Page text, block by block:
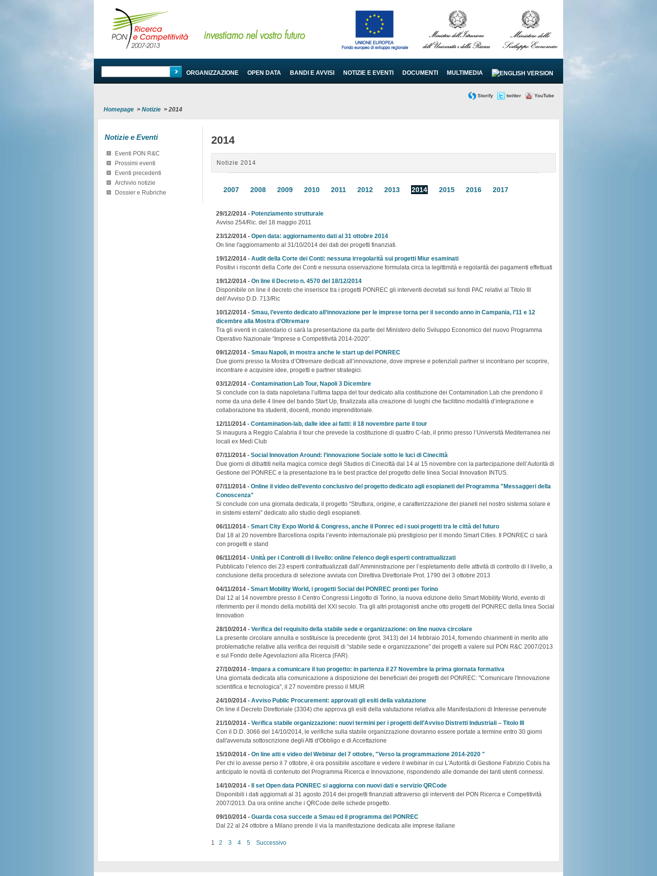
PROGRAMMA ORGANIZZAZIONE OPEN DATA BANDI E AVVISI NOTIZIE E EVENTI DOCUMENTI MULTIMEDIA
Storify twitter YouTube
Homepage > Notizie > 2014
Notizie e Eventi
Eventi PON R&C
Prossimi eventi
Eventi precedenti
Archivio notizie
Dossier e Rubriche
2014
Notizie 2014
2007 2008 2009 2010 2011 2012 2013 2014 2015 2016 2017
29/12/2014 - Potenziamento strutturale
Avviso 254/Ric. del 18 maggio 2011
23/12/2014 - Open data: aggiornamento dati al 31 ottobre 2014
On line l'aggiornamento al 31/10/2014 dei dati dei progetti finanziati.
19/12/2014 - Audit della Corte dei Conti: nessuna irregolarità sui progetti Miur esaminati
Positivi i riscontri della Corte dei Conti e nessuna osservazione formulata circa la legittimità e regolarità dei pagamenti effettuati
19/12/2014 - On line il Decreto n. 4570 del 18/12/2014
Disponibile on line il decreto che inserisce tra i progetti PONREC gli interventi decretati sui fondi PAC relativi al Titolo III
dell’Avviso D.D. 713/Ric
10/12/2014 - Smau, l’evento dedicato all’innovazione per le imprese torna per il secondo anno in Campania, l’11 e 12
dicembre alla Mostra d’Oltremare
Tra gli eventi in calendario ci sarà la presentazione da parte del Ministero dello Sviluppo Economico del nuovo Programma
Operativo Nazionale “Imprese e Competitività 2014-2020”.
09/12/2014 - Smau Napoli, in mostra anche le start up del PONREC
Due giorni presso la Mostra d’Oltremare dedicati all’innovazione, dove imprese e potenziali partner si incontrano per scoprire,
incontrare e acquisire idee, progetti e partner strategici.
03/12/2014 - Contamination Lab Tour, Napoli 3 Dicembre
Si conclude con la data napoletana l’ultima tappa del tour dedicato alla costituzione dei Contamination Lab che prendono il
nome da una delle 4 linee del bando Start Up, finalizzata alla creazione di luoghi che facilitino modalità d’integrazione e
collaborazione tra studenti, docenti, mondo imprenditoriale.
12/11/2014 - Contamination-lab, dalle idee ai fatti: il 18 novembre parte il tour
Si inaugura a Reggio Calabria il tour che prevede la costituzione di quattro C-lab, il primo presso l’Università Mediterranea nei
locali ex Medì Club
07/11/2014 - Social Innovation Around: l’innovazione Sociale sotto le luci di Cinecittà
Due giorni di dibattiti nella magica cornice degli Studios di Cinecittà dal 14 al 15 novembre con la partecipazione dell’Autorità di
Gestione del PONREC e la presentazione tra le best practice del progetto delle linea Social Innovation INTUS.
07/11/2014 - Online il video dell’evento conclusivo del progetto dedicato agli esopianeti del Programma "Messaggeri della
Conoscenza"
Si conclude con una giornata dedicata, il progetto “Struttura, origine, e caratterizzazione dei pianeti nel nostro sistema solare e
in sistemi esterni” dedicato allo studio degli esopianeti.
06/11/2014 - Smart City Expo World & Congress, anche il Ponrec ed i suoi progetti tra le città del futuro
Dal 18 al 20 novembre Barcellona ospita l’evento internazionale più prestigioso per il mondo Smart Cities. Il PONREC ci sarà
con progetti e stand
06/11/2014 - Unità per i Controlli di I livello: online l’elenco degli esperti contrattualizzati
Pubblicato l’elenco dei 23 esperti contrattualizzati dall’Amministrazione per l’espletamento delle attività di controllo di I livello, a
conclusione della procedura di selezione avviata con Direttiva Direttoriale Prot. 1790 del 3 ottobre 2013
04/11/2014 - Smart Mobility World, i progetti Social del PONREC pronti per Torino
Dal 12 al 14 novembre presso il Centro Congressi Lingotto di Torino, la nuova edizione dello Smart Mobility World, evento di
riferimento per il mondo della mobilità del XXI secolo. Tra gli altri protagonisti anche otto progetti del PONREC della linea Social
Innovation
28/10/2014 - Verifica del requisito della stabile sede e organizzazione: on line nuova circolare
La presente circolare annulla e sostituisce la precedente (prot. 3413) del 14 febbraio 2014, fornendo chiarimenti in merito alle
problematiche relative alla verifica dei requisiti di “stabile sede e organizzazione” dei progetti a valere sul PON R&C 2007/2013
e sul Fondo delle Agevolazioni alla Ricerca (FAR).
27/10/2014 - Impara a comunicare il tuo progetto: in partenza il 27 Novembre la prima giornata formativa
Una giornata dedicata alla comunicazione a disposizione dei beneficiari dei progetti del PONREC: "Comunicare l'Innovazione
scientifica e tecnologica", il 27 novembre presso il MIUR
24/10/2014 - Avviso Public Procurement: approvati gli esiti della valutazione
On line il Decreto Direttoriale (3304) che approva gli esiti della valutazione relativa alle Manifestazioni di Interesse pervenute
21/10/2014 - Verifica stabile organizzazione: nuovi termini per i progetti dell’Avviso Distretti Industriali – Titolo III
Con il D.D. 3066 del 14/10/2014, le verifiche sulla stabile organizzazione dovranno essere portate a termine entro 30 giorni
dall'avvenuta sottoscrizione degli Atti d'Obbligo e di Accettazione
15/10/2014 - On line atti e video del Webinar del 7 ottobre, "Verso la programmazione 2014-2020 "
Per chi lo avesse perso il 7 ottobre, è ora possibile ascoltare e vedere il webinar in cui L'Autorità di Gestione Fabrizio Cobis ha
anticipato le novità di contenuto del Programma Ricerca e Innovazione, rispondendo alle domande dei tanti utenti connessi.
14/10/2014 - Il set Open data PONREC si aggiorna con nuovi dati e servizio QRCode
Disponibili i dati aggiornati al 31 agosto 2014 dei progetti finanziati attraverso gli interventi del PON Ricerca e Competitività
2007/2013. Da ora online anche i QRCode delle schede progetto.
09/10/2014 - Guarda cosa succede a Smau ed il programma del PONREC
Dal 22 al 24 ottobre a Milano prende il via la manifestazione dedicata alle imprese italiane
1 2 3 4 5 Successivo